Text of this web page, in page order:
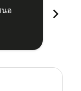
นอ
chevron_right